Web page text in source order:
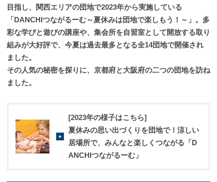
目指し、関西エリアの団地で2023年から実施している
「DANCHIつながるーむ～夏休みは団地で楽しもう！～」。多
彩な学びと遊びの講座や、集会所を自習室として開放する取り
組みが大好評で、今夏は過去最多となる全14団地で開催され
ました。
その人気の秘密を探りに、京都府と大阪府の二つの団地を訪ね
ました。
[2023年の様子はこちら]
夏休みの思い出づくりを団地で！涼しい
居場所で、みんなと楽しくつながる「D
ANCHIつながるーむ」